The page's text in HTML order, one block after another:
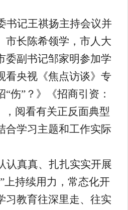
书记王祺扬主持会议并
市长陈希领学，市人大
委副书记邹家明参加学
看央视《焦点访谈》专
伤”？》《招商引资：
，阅看有关正反面典型
合学习主题和工作实际
认真真、扎扎实实开展
上持续用力，常态化开
习教育往深里走、往实